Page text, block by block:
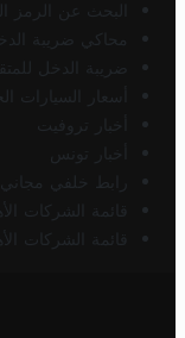
البحث عن الرمز
محاكي ضريبة
ضريبة الدخل
أسعار السيارات
أخبار تروفيت
أخبار تونس
رابط خلفي مجاني
قائمة الشركات
قائمة الشركات